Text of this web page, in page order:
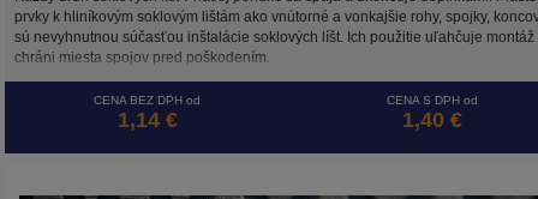
prvky k hliníkovým soklovým lištám ako vnútorné a vonkajšie rohy, spojky,
sú nevyhnutnou súčasťou inštalácie soklových líšt. Ich použitie uľahčuje montáž
chráni miesta spojov pred poškodením.
CENA BEZ DPH od
1,14 €
CENA S DPH od
1,40 €